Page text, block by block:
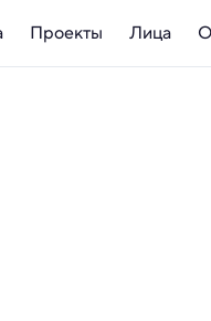
Проекты Лица